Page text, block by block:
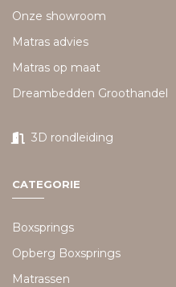
Onze showroom
Matras advies
Matras op maat
Dreambedden Groothandel
3D rondleiding
CATEGORIE
Boxsprings
Opberg Boxsprings
Matrassen